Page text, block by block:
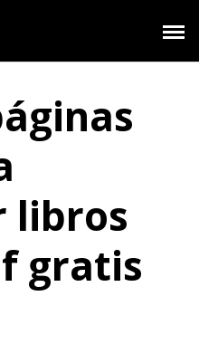
libros
gratis